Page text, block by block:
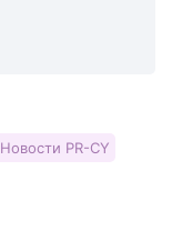
Новости PR-CY